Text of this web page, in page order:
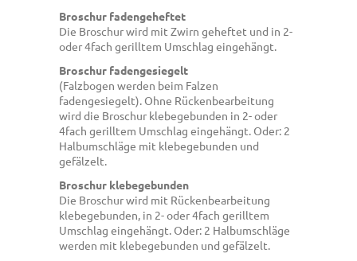
Broschur fadengeheftet
Die Broschur wird mit Zwirn geheftet und in 2-
oder 4fach gerilltem Umschlag eingehängt.
Broschur fadengesiegelt
(Falzbogen werden beim Falzen
fadengesiegelt). Ohne Rückenbearbeitung
wird die Broschur klebegebunden in 2- oder
4fach gerilltem Umschlag eingehängt. Oder: 2
Halbumschläge mit klebegebunden und
gefälzelt.
Broschur klebegebunden
Die Broschur wird mit Rückenbearbeitung
klebegebunden, in 2- oder 4fach gerilltem
Umschlag eingehängt. Oder: 2 Halbumschläge
werden mit klebegebunden und gefälzelt.